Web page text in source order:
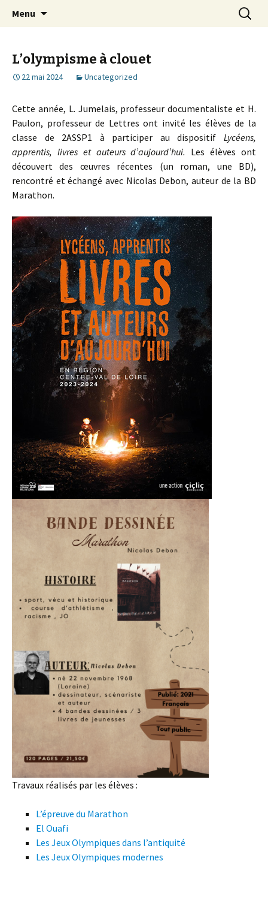
Lycée Clouet / Lycée des
Métiers de la Mode et des
Services
Menu
L’olympisme à clouet
22 mai 2024 Uncategorized
Cette année, L. Jumelais, professeur documentaliste et H.
Paulon, professeur de Lettres ont invité les élèves de la
classe de 2ASSP1 à participer au dispositif Lycéens,
apprentis, livres et auteurs d’aujourd’hui. Les élèves ont
découvert des œuvres récentes (un roman, une BD),
rencontré et échangé avec Nicolas Debon, auteur de la BD
Marathon.
Travaux réalisés par les élèves :
L’épreuve du Marathon
El Ouafi
Les Jeux Olympiques dans l’antiquité
Les Jeux Olympiques modernes